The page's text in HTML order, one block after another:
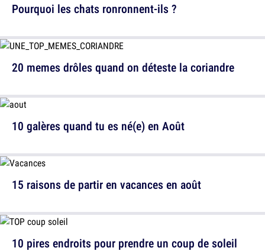
20 memes drôles quand on déteste la coriandre
15 raisons de partir en vacances en août
Pourquoi les chats ronronnent-ils ?
10 galères quand tu es né(e) en Août
10 pires endroits pour prendre un coup de soleil